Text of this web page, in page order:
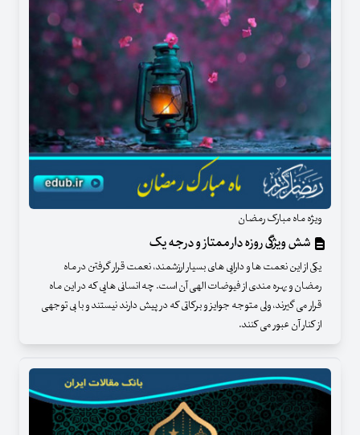
ویژه ماه مبارک رمضان
شش ویژگی روزه دار ممتاز و درجه یک
یکی از این نعمت ها و دارایی های بسیار ارزشمند، نعمت قرار گرفتن در ماه
رمضان و بهره مندی از فیوضات الهی آن است. چه انسانی هایی که در این ماه
قرار می گیرند، ولی متوجه جوایز و برکاتی که در پیش دارند نیستند و با بی توجهی
از کنار آن عبور می کنند.